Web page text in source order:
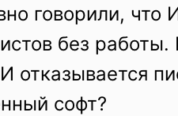
говорили, что
без работы.
отказывается
софт?